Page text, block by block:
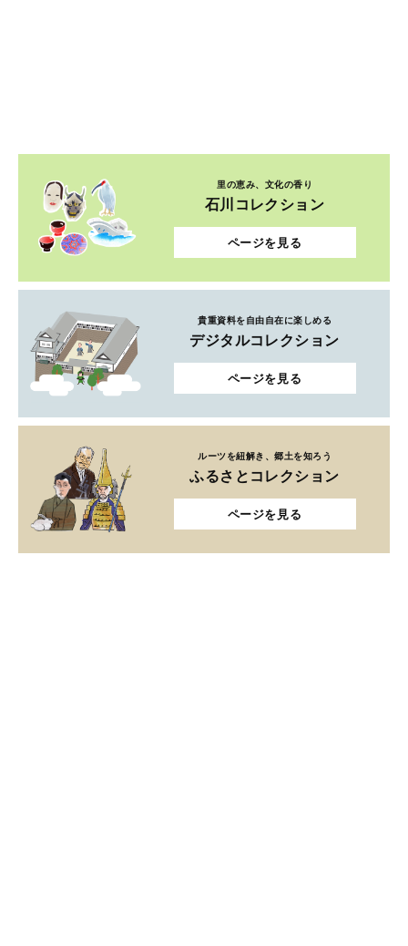
里の恵み、文化の香り
石川コレクション
ページを見る
貴重資料を自由自在に楽しめる
デジタルコレクション
ページを見る
ルーツを紐解き、郷土を知ろう
ふるさとコレクション
ページを見る